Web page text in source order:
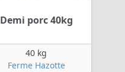
Demi porc 40kg
40 kg
Ferme Hazotte